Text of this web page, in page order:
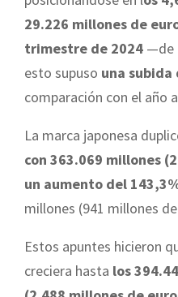
29.226 millones de
trimestre de 2024 —de
esto supuso una subida
comparación con el año
La marca japonesa
con 363.069 millones
un aumento del
millones (941 millones
Estos apuntes hicieron
creciera hasta los